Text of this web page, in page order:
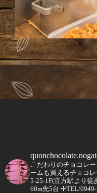
こだわりのチョコレ
ームも買えるチョコ
5-25-1F(直方駅
60m先5台 ✢TEL/0949-